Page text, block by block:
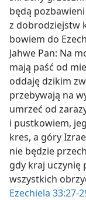
będą
z dobrodziejstw
bowiem do
Jahwe Pan: Na
mają paść od
oddaję dzikim
przebywają na
umrzeć od
i pustkowiem,
kres, a góry
nie będzie
gdy kraj uczynię
wszystkich
Ezechiela 33:27-